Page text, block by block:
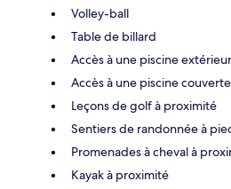
Volley-ball
Table de billard
Accès à une piscine
Accès à une piscine
Leçons de golf à proximité
Sentiers de randonnée à
Promenades à cheval à
Kayak à proximité